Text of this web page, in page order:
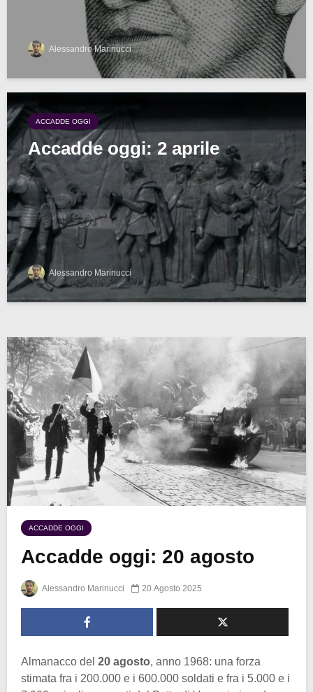
Alessandro Marinucci
ACCADDE OGGI
Accadde oggi: 2 aprile
Alessandro Marinucci
ACCADDE OGGI
Accadde oggi: 20 agosto
Alessandro Marinucci 20 Agosto 2025
Almanacco del 20 agosto, anno 1968: una forza
stimata fra i 200.000 e i 600.000 soldati e fra i 5.000 e i